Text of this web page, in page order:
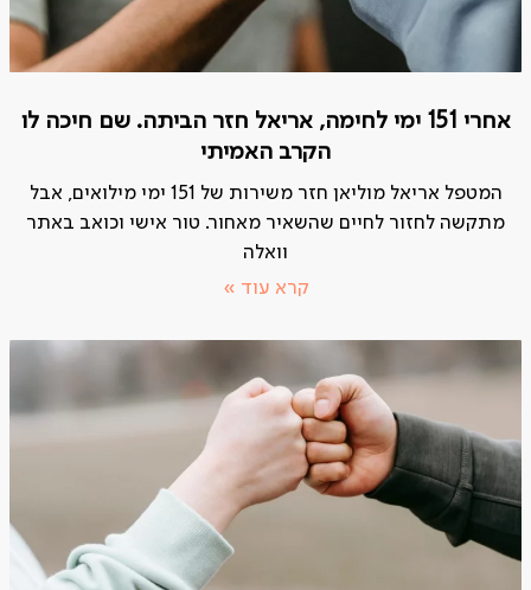
אחרי 151 ימי לחימה, אריאל חזר הביתה. שם חיכה לו
הקרב האמיתי
המטפל אריאל מוליאן חזר משירות של 151 ימי מילואים, אבל
מתקשה לחזור לחיים שהשאיר מאחור. טור אישי וכואב באתר
וואלה
קרא עוד »